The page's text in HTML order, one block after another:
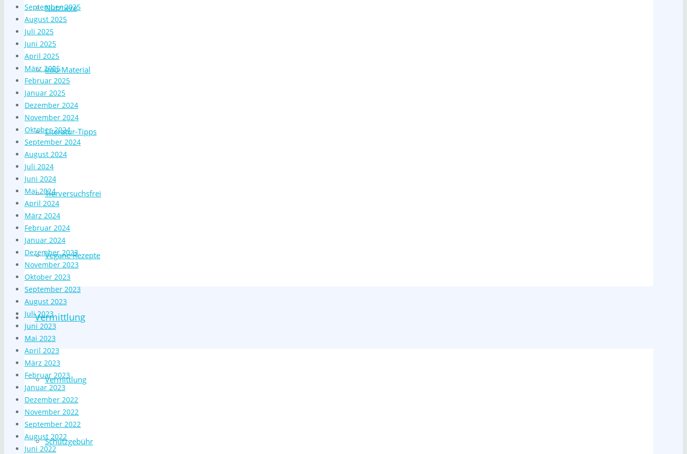
Nutztiere
Info-Material
Literatur-Tipps
Tierversuchsfrei
Vegane Rezepte
Vermittlung
Vermittlung
Schutzgebühr
September 2025
August 2025
Juli 2025
Juni 2025
April 2025
März 2025
Februar 2025
Januar 2025
Dezember 2024
November 2024
Oktober 2024
September 2024
August 2024
Juli 2024
Juni 2024
Mai 2024
April 2024
März 2024
Februar 2024
Januar 2024
Dezember 2023
November 2023
Oktober 2023
September 2023
August 2023
Juli 2023
Juni 2023
Mai 2023
April 2023
März 2023
Februar 2023
Januar 2023
Dezember 2022
November 2022
September 2022
August 2022
Juni 2022